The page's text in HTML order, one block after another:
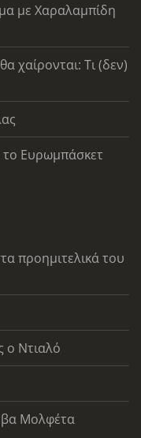
με Χαραλαμπίδη
χαίρονται: Τι (δεν)
το Ευρωμπάσκετ
προημιτελικά του
ο Ντιαλό
Μολφέτα